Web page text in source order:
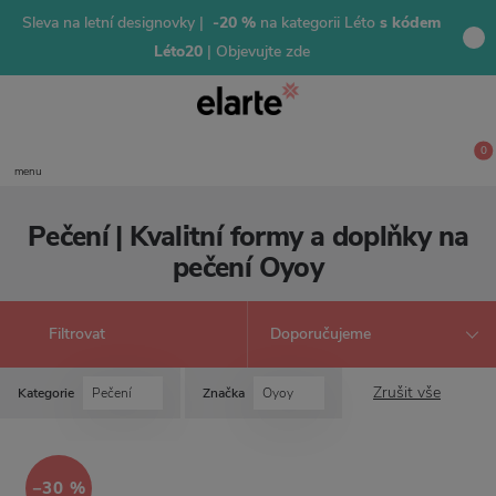
Sleva na letní designovky | -20 % na kategorii Léto s kódem
Léto20 | Objevujte zde
menu
0
Pečení | Kvalitní formy a doplňky na
pečení Oyoy
Filtrovat
Kategorie Pečení Značka Oyoy Zrušit vše
−30 %